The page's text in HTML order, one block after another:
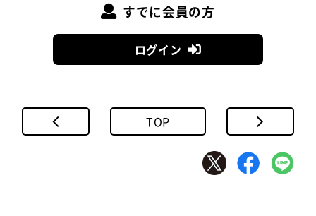
従来のダウンライトは、眩しさを抑えて照明器具の
解を模索するなかで生まれたのが、SmartArchi Sof
t Lightです。天井の穴から自然と光が漏れていくよ
すでに会員の方
ログイン
TOP